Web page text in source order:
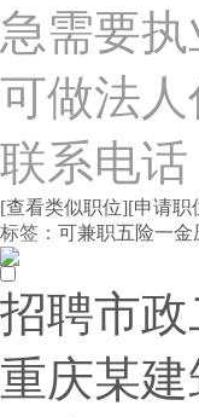
急需要
可做法
联系电话
[查看类似职位][申请职
标签： 可兼职五险一金
招聘市
重庆某